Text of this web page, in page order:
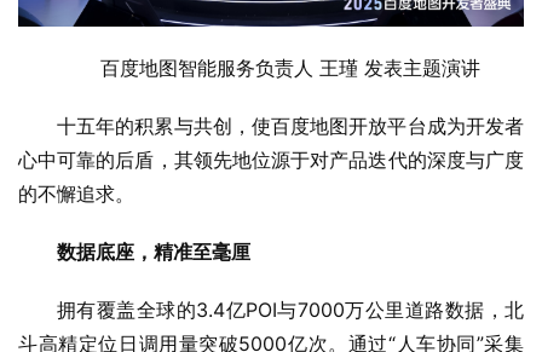
百度地图智能服务负责人 王瑾 发表主题演讲
十五年的积累与共创，使百度地图开放平台成为开发者
心中可靠的后盾，其领先地位源于对产品迭代的深度与广度
的不懈追求。
数据底座，精准至毫厘
拥有覆盖全球的3.4亿POI与7000万公里道路数据，北
斗高精定位日调用量突破5000亿次。通过“人车协同”采集